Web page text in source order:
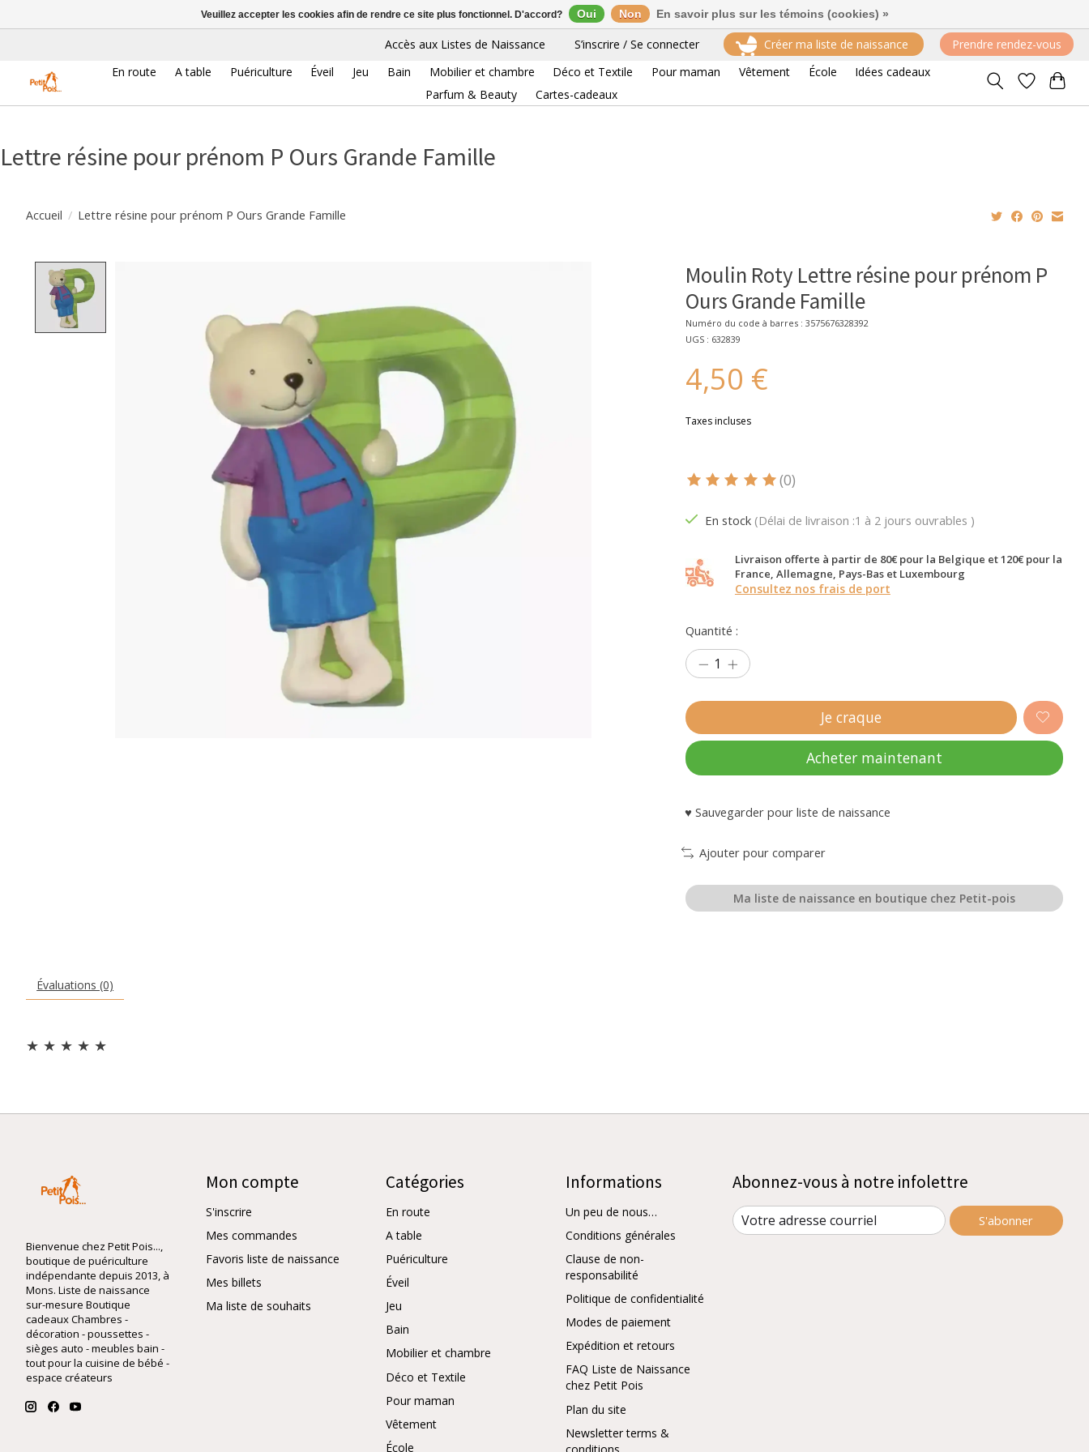
Accès aux Listes de Naissance S’inscrire / Se connecter Créer ma liste de naissance
Prendre rendez-vous
En route
A table Puériculture Éveil Jeu Bain Mobilier et chambre Déco et Textile Pour maman Vêtement École
Idées cadeaux
Parfum & Beauty
Cartes-cadeaux
Lettre résine pour prénom P Ours Grande Famille
Accueil / Lettre résine pour prénom P Ours Grande Famille
Moulin Roty Lettre résine pour prénom P
Ours Grande Famille
Numéro du code à barres : 3575676328392
UGS : 632839
4,50 €
Taxes incluses
Ce produit est évalué à
(0)
En stock (Délai de livraison :1 à 2 jours ouvrables )
Livraison offerte à partir de 80€ pour la Belgique et 120€ pour la
France, Allemagne, Pays-Bas et Luxembourg
Consultez nos frais de port
Quantité :
Je craque
Acheter maintenant
♥ Sauvegarder pour liste de naissance
Ajouter pour comparer
Ma liste de naissance en boutique chez Petit-pois
Évaluations (0)
★ ★ ★ ★ ★
Bienvenue chez Petit Pois...,
boutique de puériculture
indépendante depuis 2013, à
Mons. Liste de naissance
sur-mesure Boutique
cadeaux Chambres -
décoration - poussettes -
sièges auto - meubles bain -
tout pour la cuisine de bébé -
espace créateurs
Mon compte
S'inscrire
Mes commandes
Favoris liste de naissance
Mes billets
Ma liste de souhaits
Catégories
En route
A table
Puériculture
Éveil
Jeu
Bain
Mobilier et chambre
Déco et Textile
Pour maman
Vêtement
École
Informations
Un peu de nous…
Conditions générales
Clause de non-
responsabilité
Politique de confidentialité
Modes de paiement
Expédition et retours
FAQ Liste de Naissance
chez Petit Pois
Plan du site
Newsletter terms &
Abonnez-vous à notre infolettre
S'abonner
Veuillez accepter les cookies afin de rendre ce site plus fonctionnel. D'accord? Oui Non En savoir plus sur les témoins (cookies) »